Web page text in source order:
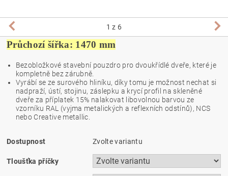
1 z 6
Průchozí šířka: 1470 mm
Bezobložkové stavební pouzdro pro dvoukřídlé dveře, které je
kompletně bez zárubně.
Vyrábí se ze surového hliníku, díky tomu je možnost nechat si
nadpraží, ústí, stojinu, záslepku a krycí profil na skleněné
dveře za příplatek 15% nalakovat libovolnou barvou ze
vzorníku RAL (vyjma metalických a reflexních odstínů), NCS
nebo Creative metallic.
Dostupnost Zvolte variantu
Tloušťka příčky